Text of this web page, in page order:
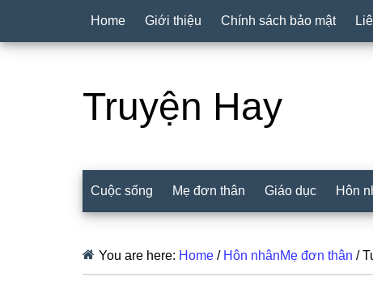
Home Giới thiệu Chính sách bảo mật
Truyện Hay
Cuộc sống Mẹ đơn thân Giáo dục Hôn
You are here: Home / Hôn nhânMẹ đơn thân /